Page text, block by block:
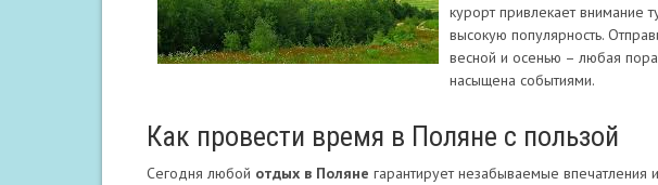
курорт привлекает внимание
высокую популярность.
весной и осенью – любая
насыщена событиями.
Как провести время в Поляне с пользой
Сегодня любой отдых в Поляне гарантирует незабываемые впечатления